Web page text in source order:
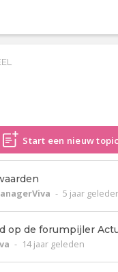
Start een nieuw topic
- 5 jaar
op de forumpijler
- 14 jaar geleden